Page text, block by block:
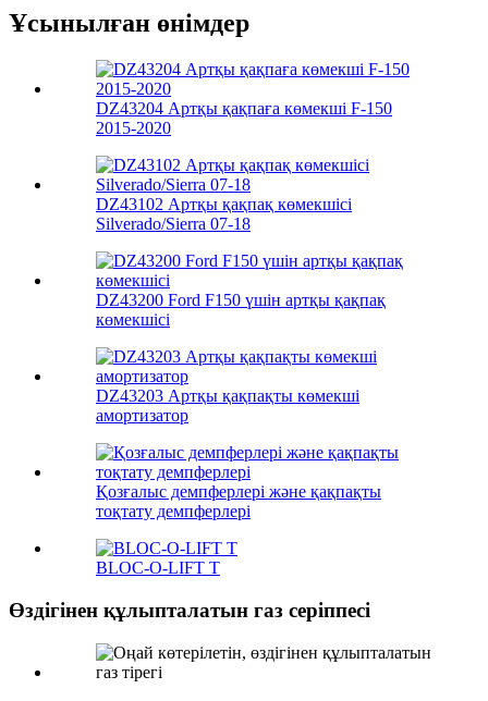
Ұсынылған өнімдер
DZ43204 Артқы қақпаға көмекші F-150
2015-2020
DZ43102 Артқы қақпақ көмекшісі
Silverado/Sierra 07-18
DZ43200 Ford F150 үшін артқы қақпақ
көмекшісі
DZ43203 Артқы қақпақты көмекші
амортизатор
Қозғалыс демпферлері және қақпақты
тоқтату демпферлері
BLOC-O-LIFT T
Өздігінен құлыпталатын газ серіппесі